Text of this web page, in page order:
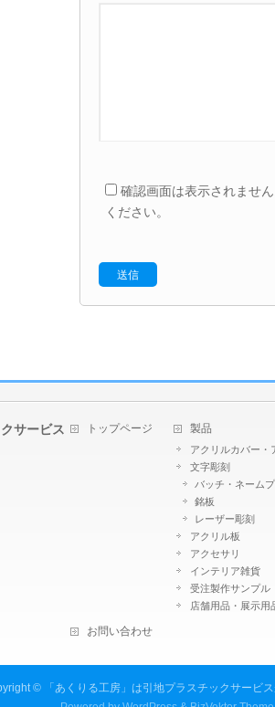
確認画面は表示されませ
ください。
サービス
トップページ 製品
アクリルカバー・
文字彫刻
バッチ・ネーム
銘板
レーザー彫刻
アクリル板
アクセサリ
インテリア雑貨
受注製作サンプル
店舗用品・展示用
お問い合わせ
© 「あくりる工房」は引地プラスチックサービ